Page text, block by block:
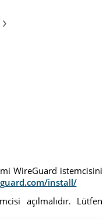
›
WireGuard istemcisini
install/
açılmalıdır. Lütfen